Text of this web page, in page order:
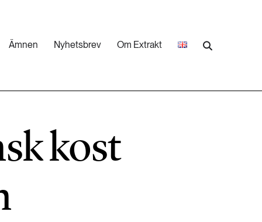
Ämnen Nyhetsbrev Om Extrakt
ARTIKLAR
kost